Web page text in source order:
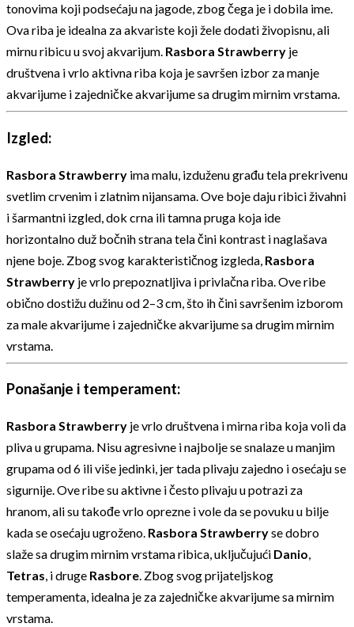
tonovima koji podsećaju na jagode, zbog čega je i dobila ime.
Ova riba je idealna za akvariste koji žele dodati živopisnu, ali
mirnu ribicu u svoj akvarijum. Rasbora Strawberry je
društvena i vrlo aktivna riba koja je savršen izbor za manje
akvarijume i zajedničke akvarijume sa drugim mirnim vrstama.
Izgled:
Rasbora Strawberry ima malu, izduženu građu tela prekrivenu
svetlim crvenim i zlatnim nijansama. Ove boje daju ribici živahni
i šarmantni izgled, dok crna ili tamna pruga koja ide
horizontalno duž bočnih strana tela čini kontrast i naglašava
njene boje. Zbog svog karakterističnog izgleda, Rasbora
Strawberry je vrlo prepoznatljiva i privlačna riba. Ove ribe
obično dostižu dužinu od 2–3 cm, što ih čini savršenim izborom
za male akvarijume i zajedničke akvarijume sa drugim mirnim
vrstama.
Ponašanje i temperament:
Rasbora Strawberry je vrlo društvena i mirna riba koja voli da
pliva u grupama. Nisu agresivne i najbolje se snalaze u manjim
grupama od 6 ili više jedinki, jer tada plivaju zajedno i osećaju se
sigurnije. Ove ribe su aktivne i često plivaju u potrazi za
hranom, ali su takođe vrlo oprezne i vole da se povuku u bilje
kada se osećaju ugroženo. Rasbora Strawberryse dobro
slaže sa drugim mirnim vrstama ribica, uključujući Danio,
Tetras, i druge Rasbore. Zbog svog prijateljskog
temperamenta, idealna je za zajedničke akvarijume sa mirnim
vrstama.